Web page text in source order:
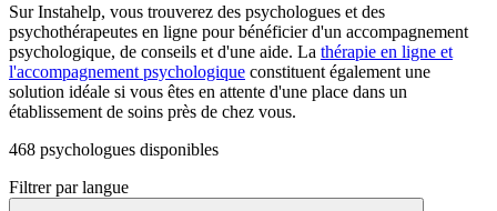
Sur Instahelp, vous trouverez des psychologues et des
psychothérapeutes en ligne pour bénéficier d'un accompagnement
psychologique, de conseils et d'une aide. La thérapie en ligne et
l'accompagnement psychologique constituent également une
solution idéale si vous êtes en attente d'une place dans un
établissement de soins près de chez vous.
468 psychologues disponibles
Filtrer par langue